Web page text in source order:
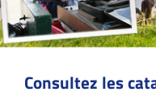
Consultez les